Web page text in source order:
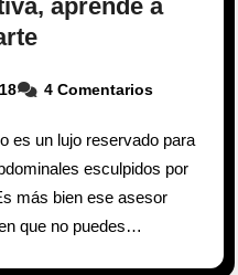
aprende a
4 Comentarios
es un lujo reservado para
esculpidos por
más bien ese asesor
que no puedes…